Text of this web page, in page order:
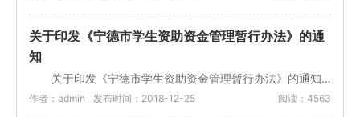
关于印发《宁德市学生资助资金管理暂行办法》的通
知
关于印发《宁德市学生资助资金管理暂行办法》的通知…
作者：admin 发布时间：2018-12-25 阅读：4563